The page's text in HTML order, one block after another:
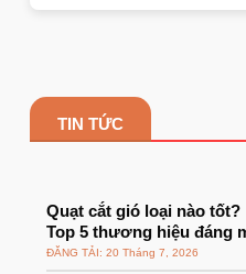
TIN TỨC
Quạt cắt gió loại nào tốt?
Top 5 thương hiệu đáng
20 Tháng 7, 2026